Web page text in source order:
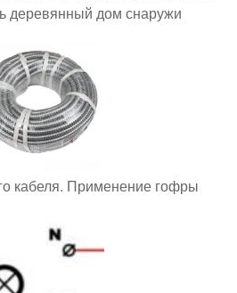
деревянный дом снаружи
кабеля. Применение гофры